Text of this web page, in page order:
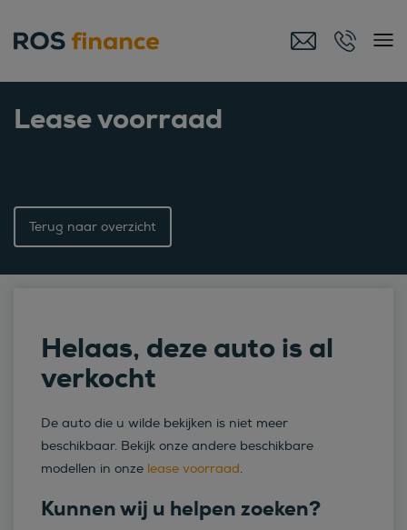
Lease voorraad
Terug naar overzicht
Helaas, deze auto is al
verkocht
De auto die u wilde bekijken is niet meer
beschikbaar. Bekijk onze andere beschikbare
modellen in onze lease voorraad.
Kunnen wij u helpen zoeken?